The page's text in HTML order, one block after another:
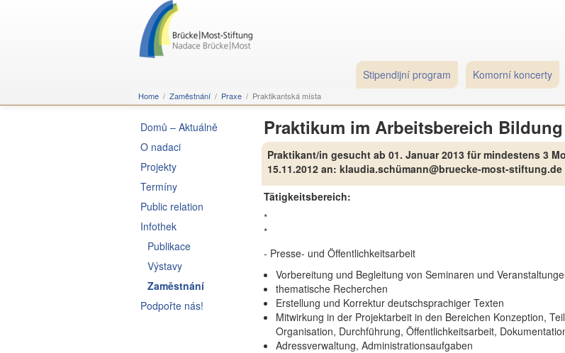
Stipendijní program Komorní koncerty
Home Zaměstnání Praxe Praktikantská místa
Domů – Aktuálně
O nadaci
Projekty
Termíny
Public relation
Infothek
Publikace
Výstavy
Zaměstnání
Podpořte nás!
Praktikum im Arbeitsbereich
Praktikant/in gesucht ab 01. Januar 2013 für mindestens 3
15.11.2012 an: klaudia.schümann@bruecke-most-stiftung.de
Tätigkeitsbereich:
*
*
- Presse- und Öffentlichkeitsarbeit
Vorbereitung und Begleitung von Seminaren und
thematische Recherchen
Erstellung und Korrektur deutschsprachiger Texten
Mitwirkung in der Projektarbeit in den Bereichen Konzeption,
Organisation, Durchführung, Öffentlichkeitsarbeit,
Adressverwaltung, Administrationsaufgaben